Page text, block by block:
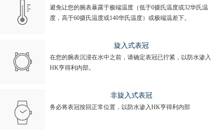
避免让您的腕表暴露于极端温度（低于0摄氏温度或32华氏温
度，高于60摄氏温度或140华氏温度）或极端温差下。
旋入式表冠
在您的腕表沉浸在水中之前，请确定表冠已拧紧，以防水渗入
HK亨得利内部。
非旋入式表冠
务必将表冠按回正常位置，以防水渗入HK亨得利内部